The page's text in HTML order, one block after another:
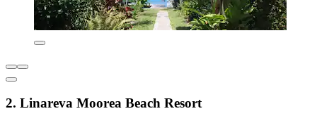
2. Linareva Moorea Beach Resort